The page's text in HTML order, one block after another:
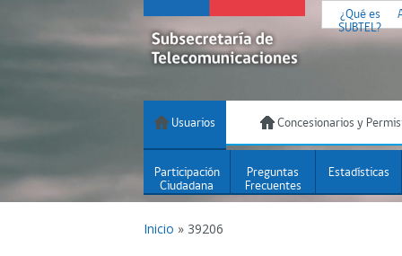
¿Qué es
SUBTEL?
Usuarios Concesionarios y
Participación
Ciudadana
Preguntas
Frecuentes
Estadísticas
Inicio » 39206